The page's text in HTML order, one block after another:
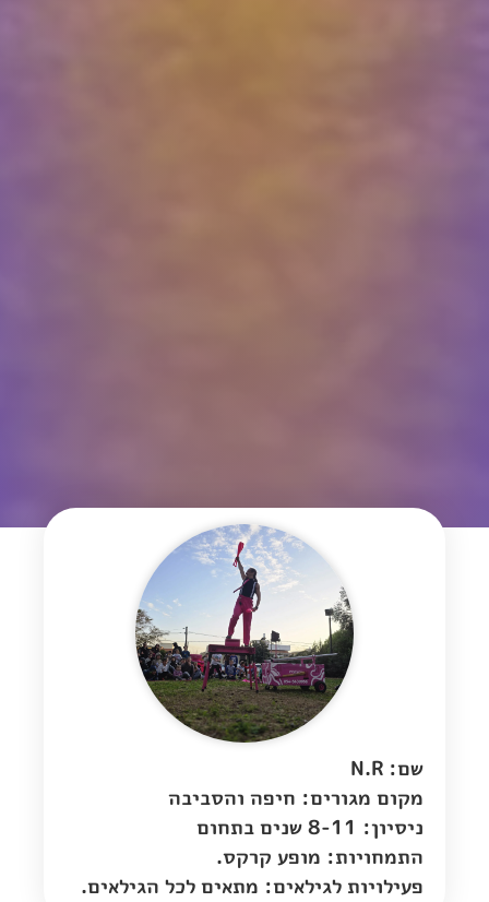
שם: N.R
מקום מגורים: חיפה והסביבה
ניסיון: 8-11 שנים בתחום
התמחויות: מופע קרקס.
פעילויות לגילאים: מתאים לכל הגילאים.